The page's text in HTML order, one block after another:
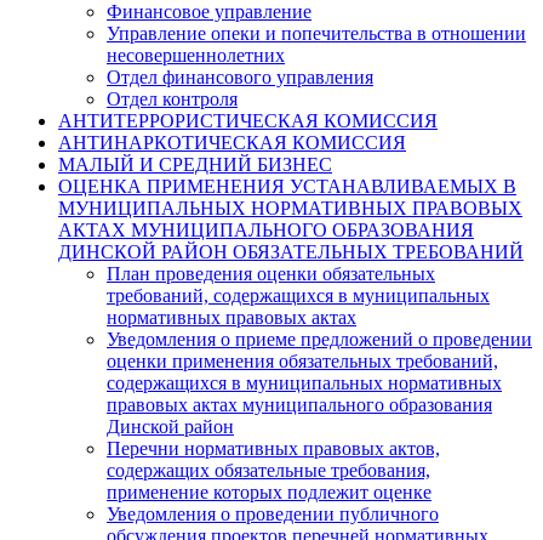
Финансовое управление
Управление опеки и попечительства в отношении
несовершеннолетних
Отдел финансового управления
Отдел контроля
АНТИТЕРРОРИСТИЧЕСКАЯ КОМИССИЯ
АНТИНАРКОТИЧЕСКАЯ КОМИССИЯ
МАЛЫЙ И СРЕДНИЙ БИЗНЕС
ОЦЕНКА ПРИМЕНЕНИЯ УСТАНАВЛИВАЕМЫХ В
МУНИЦИПАЛЬНЫХ НОРМАТИВНЫХ ПРАВОВЫХ
АКТАХ МУНИЦИПАЛЬНОГО ОБРАЗОВАНИЯ
ДИНСКОЙ РАЙОН ОБЯЗАТЕЛЬНЫХ ТРЕБОВАНИЙ
План проведения оценки обязательных
требований, содержащихся в муниципальных
нормативных правовых актах
Уведомления о приеме предложений о проведении
оценки применения обязательных требований,
содержащихся в муниципальных нормативных
правовых актах муниципального образования
Динской район
Перечни нормативных правовых актов,
содержащих обязательные требования,
применение которых подлежит оценке
Уведомления о проведении публичного
обсуждения проектов перечней нормативных